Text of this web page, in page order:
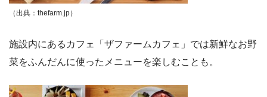
（出典：thefarm.jp）
施設内にあるカフェ「ザファームカフェ」では新鮮なお野
菜をふんだんに使ったメニューを楽しむことも。